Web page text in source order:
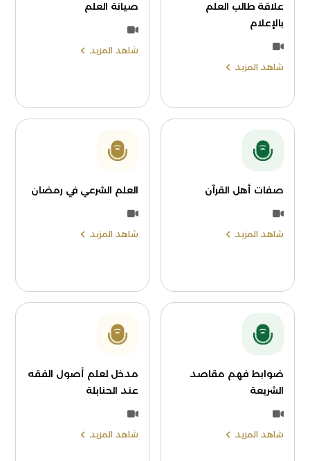
علاقة طالب العلم
بالإعلام
شاهد المزيد
صيانة العلم
شاهد المزيد
صفات أهل القرآن
شاهد المزيد
العلم الشرعي في رمضان
شاهد المزيد
ضوابط فهم مقاصد
الشريعة
شاهد المزيد
مدخل لعلم أصول الفقه
عند الحنابلة
شاهد المزيد